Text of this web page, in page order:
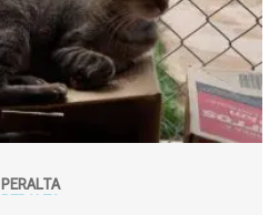
PERALTA